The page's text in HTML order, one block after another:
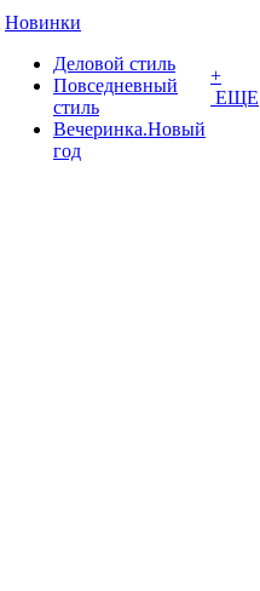
Новинки
Деловой стиль
Повседневный
стиль
Вечеринка.Новый
год
+
ЕЩЕ